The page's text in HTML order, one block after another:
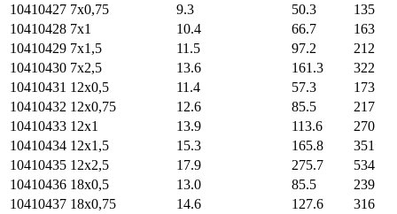
10410427 7х0,75 9.3 50.3
135
10410428 7х1 10.4 66.7
163
10410429 7х1,5 11.5 97.2
212
10410430 7х2,5 13.6 161.3
322
10410431 12х0,5 11.4 57.3
173
10410432 12х0,75 12.6 85.5
217
10410433 12х1 13.9 113.6
270
10410434 12х1,5 15.3 165.8
351
10410435 12х2,5 17.9 275.7
534
10410436 18х0,5 13.0 85.5
239
10410437 18х0,75 14.6 127.6
316